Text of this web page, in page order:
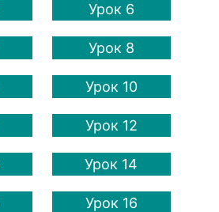
Урок 6
Урок 8
Урок 10
Урок 12
Урок 14
Урок 16